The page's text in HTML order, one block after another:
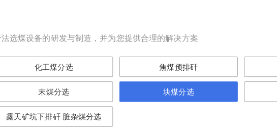
选煤设备的研发与制造，并为您提供合理的解决方案
化工煤分选 焦煤预排矸
末煤分选 块煤分选
露天矿坑下排矸 脏杂煤分选